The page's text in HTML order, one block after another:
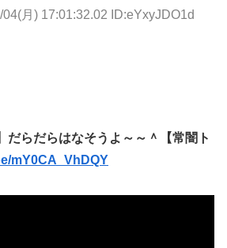
04(月) 17:01:32.02 ID:eYxyJDO1d
だらだらはなそうよ～～＾【常闇ト
mY0CA_VhDQY